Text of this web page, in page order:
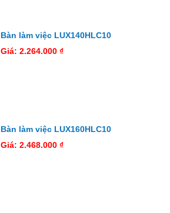
Bàn làm việc LUX140HLC10
Giá: 2.264.000 ₫
Bàn làm việc LUX160HLC10
Giá: 2.468.000 ₫